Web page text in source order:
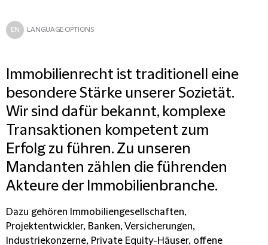
EN LANGUAGE OPTIONS
Immobilienrecht ist traditionell eine
besondere Stärke unserer Sozietät.
Wir sind dafür bekannt, komplexe
Transaktionen kompetent zum
Erfolg zu führen. Zu unseren
Mandanten zählen die führenden
Akteure der Immobilienbranche.
Dazu gehören Immobiliengesellschaften,
Projektentwickler, Banken, Versicherungen,
Industriekonzerne, Private Equity-Häuser, offene